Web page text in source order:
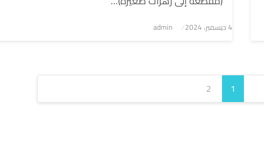
نُشر
4 ديسمبر، 2024 admin
1
2